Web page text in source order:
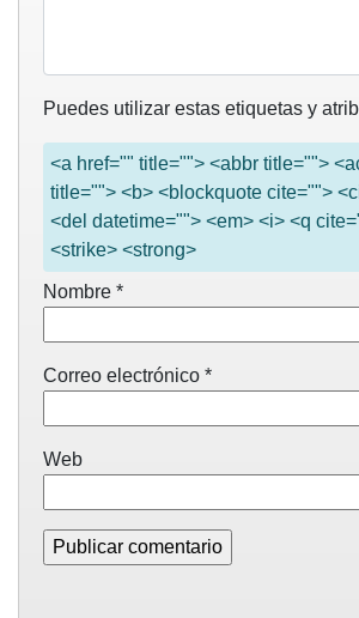
Puedes utilizar estas etiquetas y
<a href="" title=""> <abbr title="">
title=""> <b> <blockquote cite="">
<del datetime=""> <em> <i> <q
<strike> <strong>
Nombre *
Correo electrónico *
Web